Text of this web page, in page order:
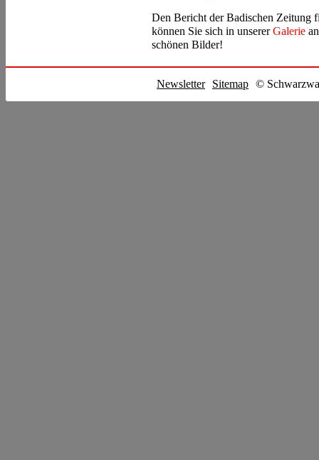
Den Bericht der Badischen Zeitung
können Sie sich in unsererGalerie
schönen Bilder!
Newsletter Sitemap ©